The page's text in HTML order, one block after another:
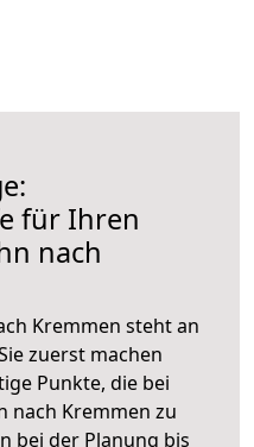
für Ihren
nach
Kremmen steht an
zuerst machen
Punkte, die bei
nach Kremmen zu
bei der Planung bis